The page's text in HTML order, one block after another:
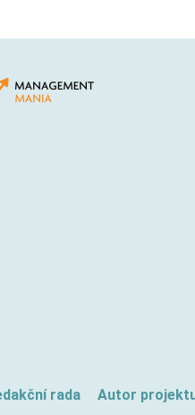
rada Autor